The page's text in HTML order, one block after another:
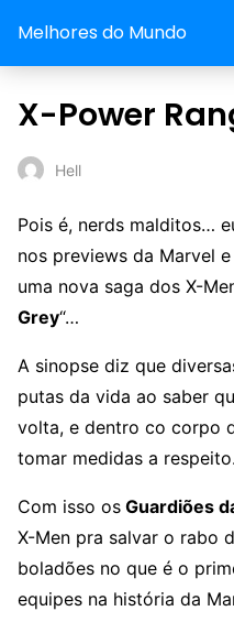
Melhores do Mundo
X-Power
Hell
Pois é, nerds malditos…
nos previews da Marvel
uma nova saga dos X-
Grey“…
A sinopse diz que
putas da vida ao saber
volta, e dentro co corpo
tomar medidas a respeito.
Com isso os Guardiões
X-Men pra salvar o rabo
boladões no que é o
equipes na história da